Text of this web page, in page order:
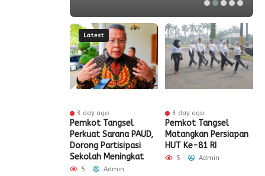
Latest
3 day ago
Pemkot Tangsel
Perkuat Sarana PAUD,
Dorong Partisipasi
Sekolah Meningkat
5 Admin
3 day ago
Pemkot Tangsel
Matangkan Persiapan
HUT Ke-81 RI
5 Admin